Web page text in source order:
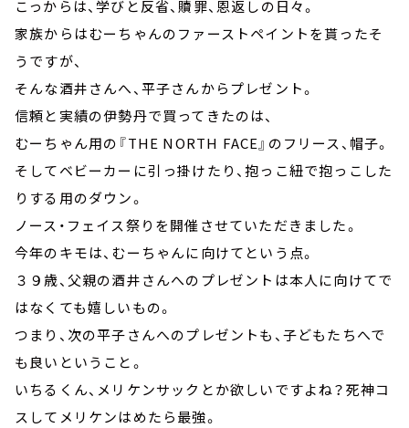
こっからは、学びと反省、贖罪、恩返しの日々。
家族からはむーちゃんのファーストペイントを貰ったそ
うですが、
そんな酒井さんへ、平子さんからプレゼント。
信頼と実績の伊勢丹で買ってきたのは、
むーちゃん用の『THE NORTH FACE』のフリース、帽子。
そしてベビーカーに引っ掛けたり、抱っこ紐で抱っこした
りする用のダウン。
ノース・フェイス祭りを開催させていただきました。
今年のキモは、むーちゃんに向けてという点。
３９歳、父親の酒井さんへのプレゼントは本人に向けてで
はなくても嬉しいもの。
つまり、次の平子さんへのプレゼントも、子どもたちへで
も良いということ。
いちるくん、メリケンサックとか欲しいですよね？死神コ
スしてメリケンはめたら最強。